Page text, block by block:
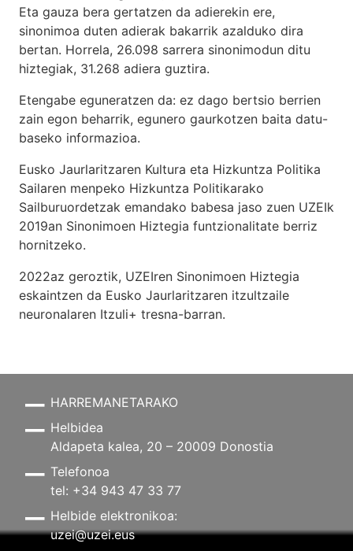
Eta gauza bera gertatzen da adierekin ere,
sinonimoa duten adierak bakarrik azalduko dira
bertan. Horrela, 26.098 sarrera sinonimodun ditu
hiztegiak, 31.268 adiera guztira.
Etengabe eguneratzen da: ez dago bertsio berrien
zain egon beharrik, egunero gaurkotzen baita datu-
baseko informazioa.
Eusko Jaurlaritzaren Kultura eta Hizkuntza Politika
Sailaren menpeko Hizkuntza Politikarako
Sailburuordetzak emandako babesa jaso zuen UZEIk
2019an Sinonimoen Hiztegia funtzionalitate berriz
hornitzeko.
2022az geroztik, UZEIren Sinonimoen Hiztegia
eskaintzen da Eusko Jaurlaritzaren itzultzaile
neuronalaren Itzuli+ tresna-barran.
HARREMANETARAKO
Helbidea
Aldapeta kalea, 20 – 20009 Donostia
Telefonoa
tel: +34 943 47 33 77
Helbide elektronikoa:
uzei@uzei.eus